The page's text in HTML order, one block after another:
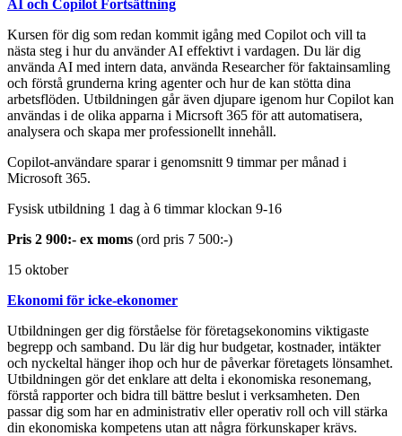
AI och Copilot Fortsättning
Kursen för dig som redan kommit igång med Copilot och vill ta
nästa steg i hur du använder AI effektivt i vardagen. Du lär dig
använda AI med intern data, använda Researcher för faktainsamling
och förstå grunderna kring agenter och hur de kan stötta dina
arbetsflöden. Utbildningen går även djupare igenom hur Copilot kan
användas i de olika apparna i Micrsoft 365 för att automatisera,
analysera och skapa mer professionellt innehåll.
Copilot-användare sparar i genomsnitt 9 timmar per månad i
Microsoft 365.
Fysisk utbildning 1 dag à 6 timmar klockan 9-16
Pris 2 900:- ex moms (ord pris 7 500:-)
15 oktober
Ekonomi för icke-ekonomer
Utbildningen ger dig förståelse för företagsekonomins viktigaste
begrepp och samband. Du lär dig hur budgetar, kostnader, intäkter
och nyckeltal hänger ihop och hur de påverkar företagets lönsamhet.
Utbildningen gör det enklare att delta i ekonomiska resonemang,
förstå rapporter och bidra till bättre beslut i verksamheten. Den
passar dig som har en administrativ eller operativ roll och vill stärka
din ekonomiska kompetens utan att några förkunskaper krävs.